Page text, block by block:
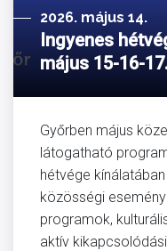
2026. május 14.
Ingyenes
május 15-16-
Győrben május
látogatható
hétvége
közösségi
programok,
aktív